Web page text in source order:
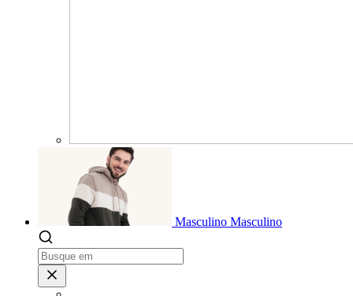
Masculino Masculino